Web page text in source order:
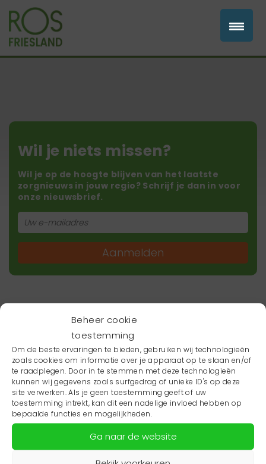
Beheer cookie
toestemming
Om de beste ervaringen te bieden, gebruiken wij technologieën
zoals cookies om informatie over je apparaat op te slaan en/of
te raadplegen. Door in te stemmen met deze technologieën
kunnen wij gegevens zoals surfgedrag of unieke ID's op deze
site verwerken. Als je geen toestemming geeft of uw
toestemming intrekt, kan dit een nadelige invloed hebben op
bepaalde functies en mogelijkheden.
Ga naar de website
Wil je niets missen?
Wil je op de hoogte blijven van het laatste
zorgnieuws in jouw regio? Schrijf je dan in voor
onze nieuwsbrief.
Aanmelden